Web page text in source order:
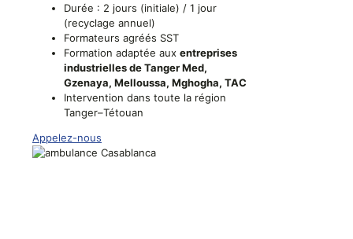
Durée : 2 jours (initiale) / 1 jour
(recyclage annuel)
Formateurs agréés SST
Formation adaptée aux entreprises
industrielles de Tanger Med,
Gzenaya, Melloussa, Mghogha, TAC
Intervention dans toute la région
Tanger–Tétouan
Appelez-nous